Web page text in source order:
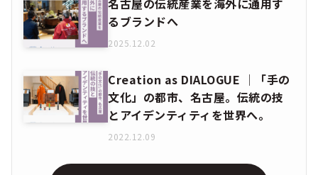
るブランドへ
2025.12.02
Creation as DIALOGUE │「手の
文化」の都市、名古屋。伝統の技
とアイデンティティを世界へ。
2022.12.09